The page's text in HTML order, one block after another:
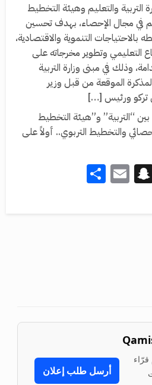
التربية والتعليم وهيئة التخطيط
في مجال الإحصاء، بهدف تحسين
التنموية والاقتصادية،
التعليمي وتطوير مخرجاته على
وذلك في مبنى وزارة التربية
الموقعة من قبل وزير
تركو ورئيس […]
“التربية” و”هيئة التخطيط
والتخطيط التربوي.. أولاً على
Snapchat
Email
أرسل طلب إعلان